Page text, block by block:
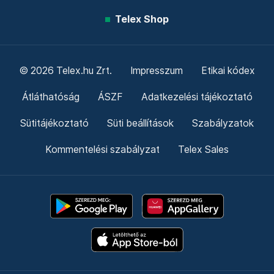
Telex Shop
© 2026 Telex.hu Zrt. Impresszum Etikai kódex
Átláthatóság ÁSZF Adatkezelési tájékoztató
Sütitájékoztató Süti beállítások Szabályzatok
Kommentelési szabályzat Telex Sales